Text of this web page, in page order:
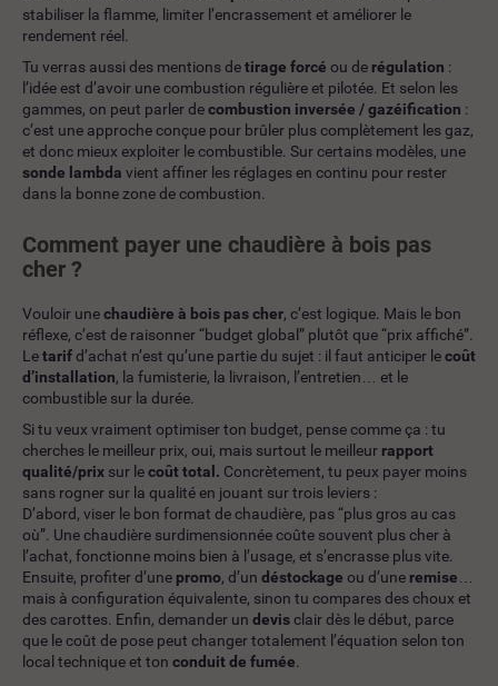
stabiliser la flamme, limiter l’encrassement et améliorer le
rendement réel.
Tu verras aussi des mentions detirage forcé ou de régulation :
l’idée est d’avoir une combustion régulière et pilotée. Et selon les
gammes, on peut parler decombustion inversée / gazéification :
c’est une approche conçue pour brûler plus complètement les gaz,
et donc mieux exploiter le combustible. Sur certains modèles, une
sonde lambda vient affiner les réglages en continu pour rester
dans la bonne zone de combustion.
Comment payer une chaudière à bois pas
cher ?
Vouloir unechaudière à bois pas cher, c’est logique. Mais le bon
réflexe, c’est de raisonner “budget global” plutôt que “prix affiché”.
Letarif d’achat n’est qu’une partie du sujet : il faut anticiper lecoût
d’installation, la fumisterie, la livraison, l’entretien… et le
combustible sur la durée.
Si tu veux vraiment optimiser ton budget, pense comme ça : tu
cherches le meilleur prix, oui, mais surtout le meilleur rapport
qualité/prix sur lecoût total. Concrètement, tu peux payer moins
sans rogner sur la qualité en jouant sur trois leviers :
D’abord, viser le bon format de chaudière, pas “plus gros au cas
où”. Une chaudière surdimensionnée coûte souvent plus cher à
l’achat, fonctionne moins bien à l’usage, et s’encrasse plus vite.
Ensuite, profiter d’une promo, d’un déstockage ou d’une remise
mais à configuration équivalente, sinon tu compares des choux et
des carottes. Enfin, demander un devisclair dès le début, parce
que le coût de pose peut changer totalement l’équation selon ton
local technique et ton conduit de fumée.